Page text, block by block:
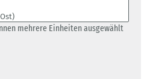
mehrere Einheiten ausgewählt